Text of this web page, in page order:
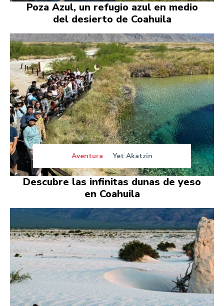
Poza Azul, un refugio azul en medio
del desierto de Coahuila
Aventura Yet Akatzin
Descubre las infinitas dunas de yeso
en Coahuila